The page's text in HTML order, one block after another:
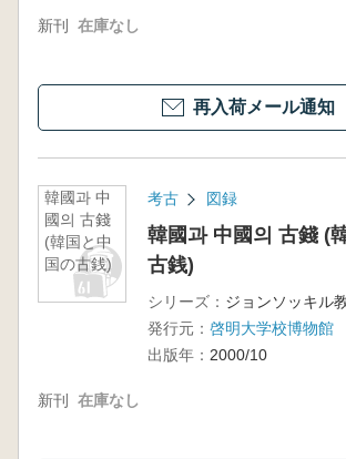
新刊 在庫なし
再入荷メール通知
韓國과 中
國의 古錢
(韓国と中
国の古銭)
考古 図録
韓國과 中國의 古錢 (
古銭)
シリーズ：
発行元： 啓明大学校博物館
出版年： 2000/10
新刊 在庫なし